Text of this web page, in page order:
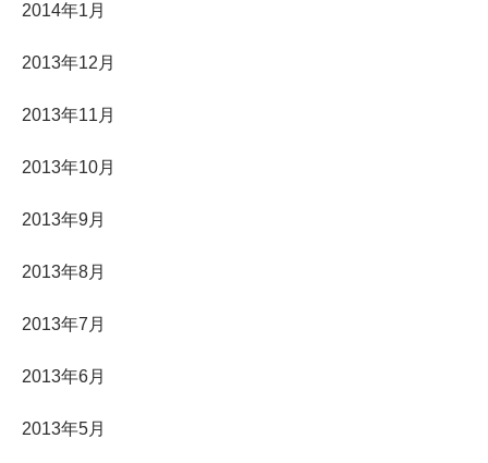
2014年1月
2013年12月
2013年11月
2013年10月
2013年9月
2013年8月
2013年7月
2013年6月
2013年5月